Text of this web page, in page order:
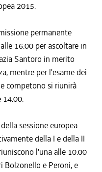
2015.
permanente
16.00 per ascoltare in
Santoro in merito
mentre per l'esame dei
competono si riunirà
14.00.
sessione europea
della I e della II
l'una alle 10.00
Bolzonello e Peroni, e